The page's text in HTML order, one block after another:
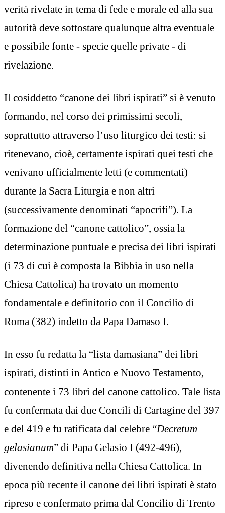
verità rivelate in tema di fede e morale ed alla sua
autorità deve sottostare qualunque altra eventuale
e possibile fonte - specie quelle private - di
rivelazione.
Il cosiddetto “canone dei libri ispirati” si è venuto
formando, nel corso dei primissimi secoli,
soprattutto attraverso l’uso liturgico dei testi: si
ritenevano, cioè, certamente ispirati quei testi che
venivano ufficialmente letti (e commentati)
durante la Sacra Liturgia e non altri
(successivamente denominati “apocrifi”). La
formazione del “canone cattolico”, ossia la
determinazione puntuale e precisa dei libri ispirati
(i 73 di cui è composta la Bibbia in uso nella
Chiesa Cattolica) ha trovato un momento
fondamentale e definitorio con il Concilio di
Roma (382) indetto da Papa Damaso I.
In esso fu redatta la “lista damasiana” dei libri
ispirati, distinti in Antico e Nuovo Testamento,
contenente i 73 libri del canone cattolico. Tale lista
fu confermata dai due Concili di Cartagine del 397
e del 419 e fu ratificata dal celebre “Decretum
gelasianum” di Papa Gelasio I (492-496),
divenendo definitiva nella Chiesa Cattolica. In
epoca più recente il canone dei libri ispirati è stato
ripreso e confermato prima dal Concilio di Trento